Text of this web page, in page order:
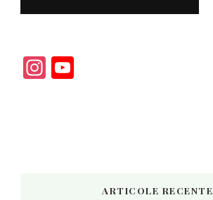
Instagram
ARTICOLE RECENTE